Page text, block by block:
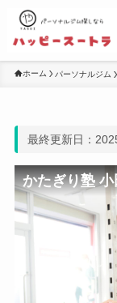
ホーム パーソナルジム
最終更新日：
かたぎり塾